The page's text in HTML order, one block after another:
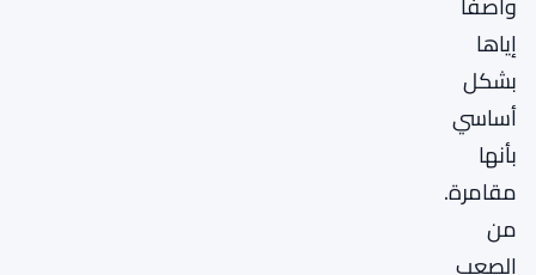
إياها
بشكل
أساسي
بأنها
مقامرة.
من
الصعب